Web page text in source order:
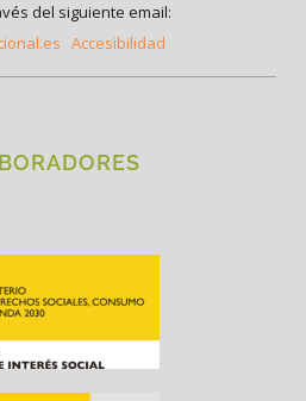
del siguiente email:
Accesibilidad